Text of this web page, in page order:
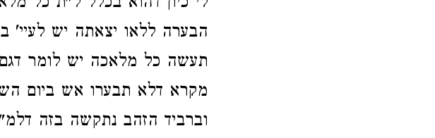
הבערה ללאו יצאתה יש לעיי'
תעשה כל מלאכה יש לומר דגם
מקרא דלא תבערו אש ביום
וברביד הזהב נתקשה בזה